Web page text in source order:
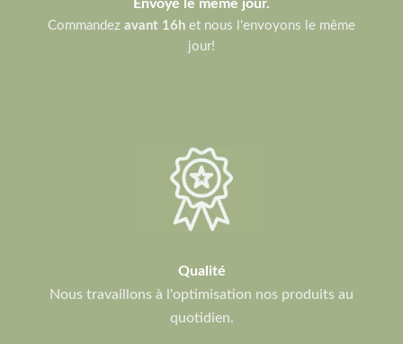
Envoyé le même jour.
Commandez avant 16h et nous l'envoyons le même
jour!
Qualité
Nous travaillons à l'optimisation nos produits au
quotidien.